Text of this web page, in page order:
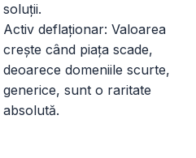
soluții.
Activ deflaționar: Valoarea
crește când piața scade,
deoarece domeniile scurte,
generice, sunt o raritate
absolută.